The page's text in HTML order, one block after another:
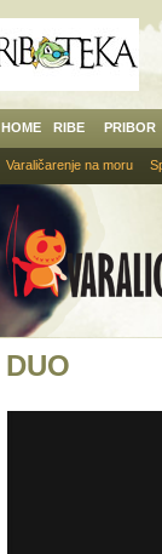
HOME RIBE PRIBOR
Varaličarenje na moru
DUO